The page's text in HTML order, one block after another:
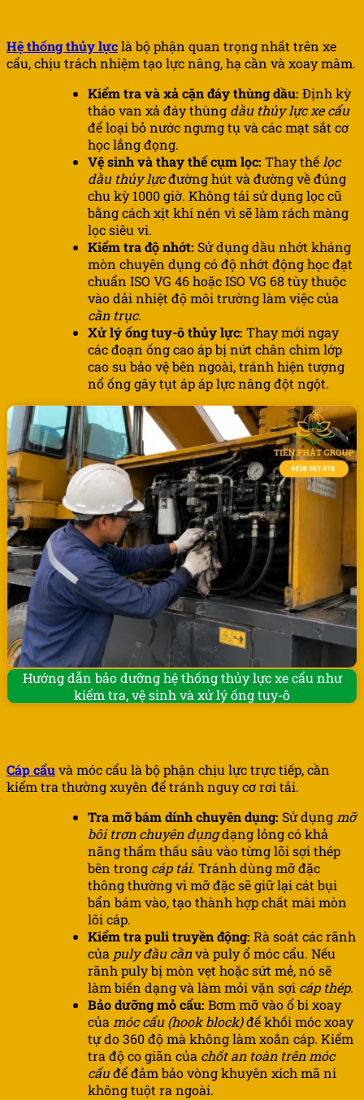
Hệ thống thủy lựclà bộ phận quan trọng nhất trên xe
cẩu, chịu trách nhiệm tạo lực nâng, hạ cần và xoay mâm.
Kiểm tra và xả cặn đáy thùng dầu: Định kỳ
tháo van xả đáy thùng dầu thủy lực xe cẩu
để loại bỏ nước ngưng tụ và các mạt sắt cơ
học lắng đọng.
Vệ sinh và thay thế cụm lọc: Thay thế lọc
dầu thủy lựcđường hút và đường về đúng
chu kỳ 1000 giờ. Không tái sử dụng lọc cũ
bằng cách xịt khí nén vì sẽ làm rách màng
lọc siêu vi.
Kiểm tra độ nhớt: Sử dụng dầu nhớt kháng
mòn chuyên dụng có độ nhớt động học đạt
chuẩn ISO VG 46 hoặc ISO VG 68 tùy thuộc
vào dải nhiệt độ môi trường làm việc của
cần trục.
Xử lý ống tuy-ô thủy lực: Thay mới ngay
các đoạn ống cao áp bị nứt chân chim lớp
cao su bảo vệ bên ngoài, tránh hiện tượng
nổ ống gây tụt áp áp lực nâng đột ngột.
Hướng dẫn bảo dưỡng hệ thống thủy lực xe cẩu như
kiểm tra, vệ sinh và xử lý ống tuy-ô
Cáp cẩuvà móc cẩu là bộ phận chịu lực trực tiếp, cần
kiểm tra thường xuyên để tránh nguy cơ rơi tải.
Tra mỡ bám dính chuyên dụng: Sử dụng mỡ
bôi trơn chuyên dụngdạng lỏng có khả
năng thẩm thấu sâu vào từng lõi sợi thép
bên trong cáp tải. Tránh dùng mỡ đặc
thông thường vì mỡ đặc sẽ giữ lại cát bụi
bẩn bám vào, tạo thành hợp chất mài mòn
lõi cáp.
Kiểm tra puli truyền động: Rà soát các rãnh
của puly đầu cầnvà puly ổ móc cẩu. Nếu
rãnh puly bị mòn vẹt hoặc sứt mẻ, nó sẽ
làm biến dạng và làm mỏi vặn sợi cáp thép.
Bảo dưỡng mỏ cẩu: Bơm mỡ vào ổ bi xoay
của móc cẩu (hook block)để khối móc xoay
tự do 360 độ mà không làm xoắn cáp. Kiểm
tra độ co giãn của chốt an toàn trên móc
cẩuđể đảm bảo vòng khuyên xích mã ni
không tuột ra ngoài.